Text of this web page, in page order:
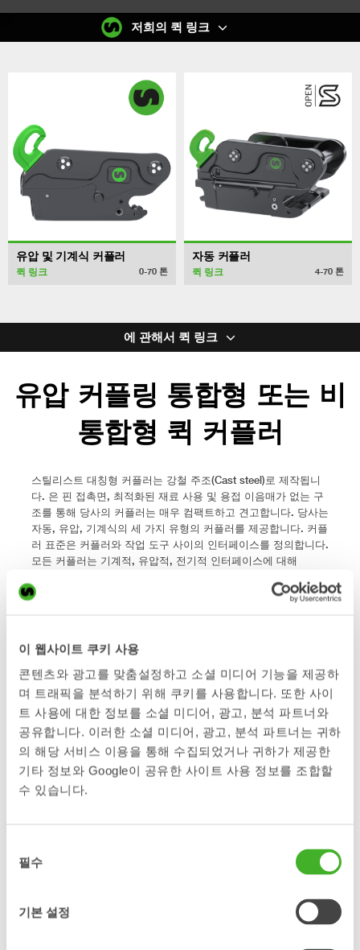
이 웹사이트 쿠키 사용
콘텐츠와 광고를 맞춤설정하고 소셜 미디어 기능을 제공하
며 트래픽을 분석하기 위해 쿠키를 사용합니다. 또한 사이
트 사용에 대한 정보를 소셜 미디어, 광고, 분석 파트너와
공유합니다. 이러한 소셜 미디어, 광고, 분석 파트너는 귀하
의 해당 서비스 이용을 통해 수집되었거나 귀하가 제공한
기타 정보와 Google이 공유한 사이트 사용 정보를 조합할
수 있습니다.
필수
기본 설정
유압 및 기계식 커플러
퀵 링크 0-70 톤
자동 커플러
퀵 링크 4-70 톤
저희의 퀵 링크
에 관해서 퀵 링크
유압 커플링 통합형 또는 비
통합형 퀵 커플러
스틸리스트 대칭형 커플러는 강철 주조(Cast steel)로 제작됩니
다. 은 핀 접촉면, 최적화된 재료 사용 및 용접 이음매가 없는 구
조를 통해 당사의 커플러는 매우 컴팩트하고 견고합니다. 당사는
자동, 유압, 기계식의 세 가지 유형의 커플러를 제공합니다. 커플
러 표준은 커플러와 작업 도구 사이의 인터페이스를 정의합니다.
모든 커플러는 기계적, 유압적, 전기적 인터페이스에 대해
을 위해 퀵 커플러 라인을 사용함과 동시에, 모든 구동형 작업 어
를 교체할 수 있습니다. 하지만 그라플과 같이 유압 구동형 작업
어태치먼트로 교체할 때는 여전히 운전석 밖으로 나가 유압 호스
를 직접 연결해야 합니다. 마지막으로 가장 기본적인 기계식 커
플러는 작업 어태치먼트를 교체할 때 운전석에서 내려 수동으로
잠금을 해제해야 합니다.
커플러 표준은 커플러와 작업 어태치먼트 사이의 인터페이스를
정의합니다. 당사의 모든 커플러는 기계적, 유압적 인터페이스뿐
만 아니라 전기적 인터페이스에 대해서도 Open-S (OS®) 대칭형
표준을 준수합니다.
작업 현장의 안전은 최우선 과제입니다. 스틸
리스트는 버켓이나 작업 어태치먼트의 낙하
의 안전성을 강화하는 시스템을 개발했습니